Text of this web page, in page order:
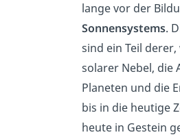
lange vor der
Sonnensystems.
sind ein Teil
solarer Nebel, die
Planeten und die
bis in die heutige
heute in Gestein